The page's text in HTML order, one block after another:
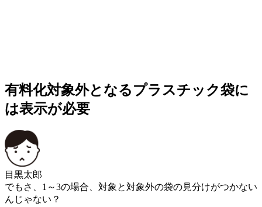
有料化対象外となるプラスチック袋に
は表示が必要
目黒太郎
でもさ、1～3の場合、対象と対象外の袋の見分けがつかない
んじゃない？